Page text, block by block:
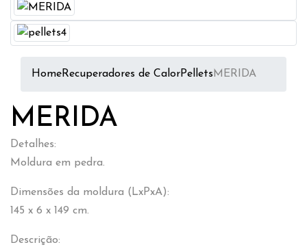
HomeRecuperadores de CalorPelletsMERIDA
MERIDA
Detalhes:
Moldura em pedra.
Dimensões da moldura (LxPxA):
145 x 6 x 149 cm.
Descrição: